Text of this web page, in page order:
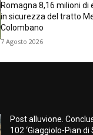
Romagna 8,16 milioni di
in sicurezza del tratto
Colombano
7 Agosto 2026
Post alluvione.
102 ‘Giaggiolo-Pian di